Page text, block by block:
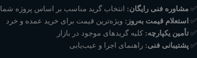
✅مشاوره فنی رایگان: انتخاب گرید مناسب بر اساس پروژه شما
✅ استعلام قیمت به‌روز: ویژه‌ترین قیمت برای خرید عمده و خرد
✅تأمین یکپارچه: کلیه گریدهای موجود در بازار
✅پشتیبانی فنی: راهنمای اجرا و عیب‌یابی